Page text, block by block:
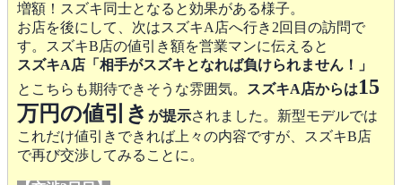
増額！スズキ同士となると効果がある様子。
お店を後にして、次はスズキA店へ行き2回目の訪問で
す。スズキB店の値引き額を営業マンに伝えると
スズキA店「相手がスズキとなれば負けられません！」
とこちらも期待できそうな雰囲気。 スズキA店からは15
万円の値引き が提示されました。新型モデルでは
これだけ値引きできれば上々の内容ですが、スズキB店
で再び交渉してみることに。